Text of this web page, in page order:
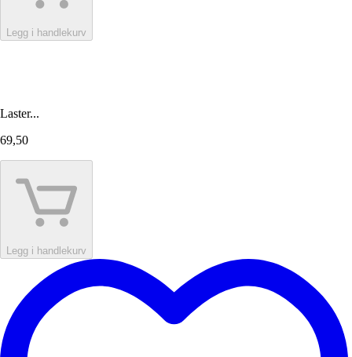
Legg i handlekurv
Laster...
69,50
Legg i handlekurv